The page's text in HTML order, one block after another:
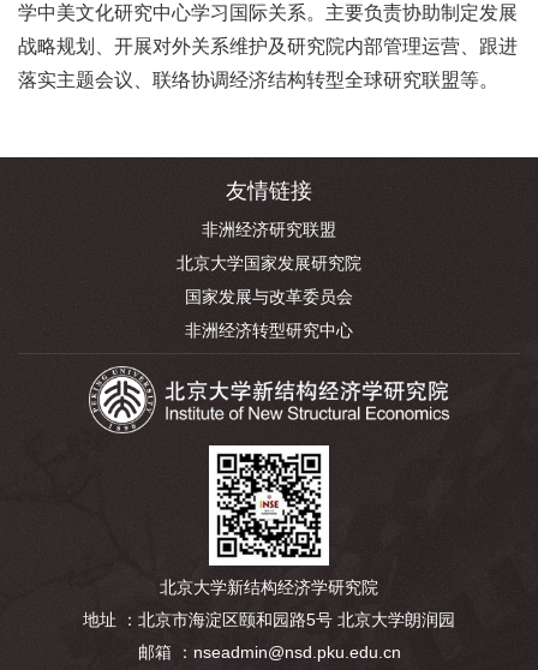
学中美文化研究中心学习国际关系。主要负责协助制定发展
战略规划、开展对外关系维护及研究院内部管理运营、跟进
落实主题会议、联络协调经济结构转型全球研究联盟等。
友情链接
非洲经济研究联盟
北京大学国家发展研究院
国家发展与改革委员会
非洲经济转型研究中心
北京大学新结构经济学研究院
地址 ：北京市海淀区颐和园路5号 北京大学朗润园
邮箱 ：nseadmin@nsd.pku.edu.cn